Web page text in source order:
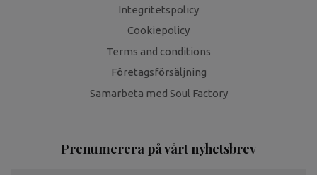
Integritetspolicy
Cookiepolicy
Terms and conditions
Företagsförsäljning
Samarbeta med Soul Factory
Prenumerera på vårt nyhetsbrev